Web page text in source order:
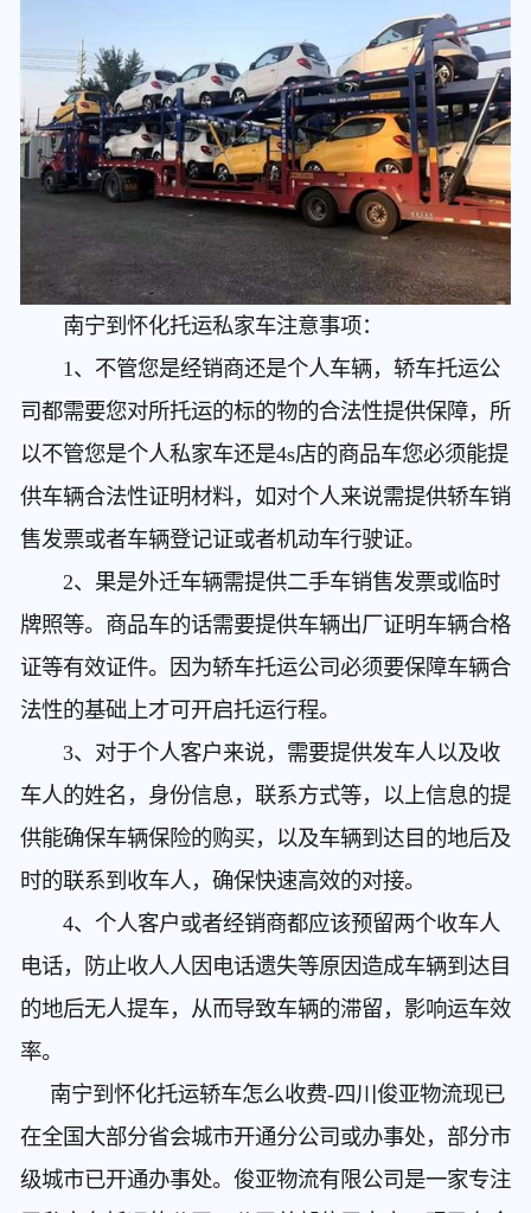
南宁到怀化托运私家车注意事项：
1、不管您是经销商还是个人车辆，轿车托运公
司都需要您对所托运的标的物的合法性提供保障，所
以不管您是个人私家车还是4s店的商品车您必须能提
供车辆合法性证明材料，如对个人来说需提供轿车销
售发票或者车辆登记证或者机动车行驶证。
2、果是外迁车辆需提供二手车销售发票或临时
牌照等。商品车的话需要提供车辆出厂证明车辆合格
证等有效证件。因为轿车托运公司必须要保障车辆合
法性的基础上才可开启托运行程。
3、对于个人客户来说，需要提供发车人以及收
车人的姓名，身份信息，联系方式等，以上信息的提
供能确保车辆保险的购买，以及车辆到达目的地后及
时的联系到收车人，确保快速高效的对接。
4、个人客户或者经销商都应该预留两个收车人
电话，防止收人人因电话遗失等原因造成车辆到达目
的地后无人提车，从而导致车辆的滞留，影响运车效
率。
南宁到怀化托运轿车怎么收费-四川俊亚物流现已
在全国大部分省会城市开通分公司或办事处，部分市
级城市已开通办事处。俊亚物流有限公司是一家专注